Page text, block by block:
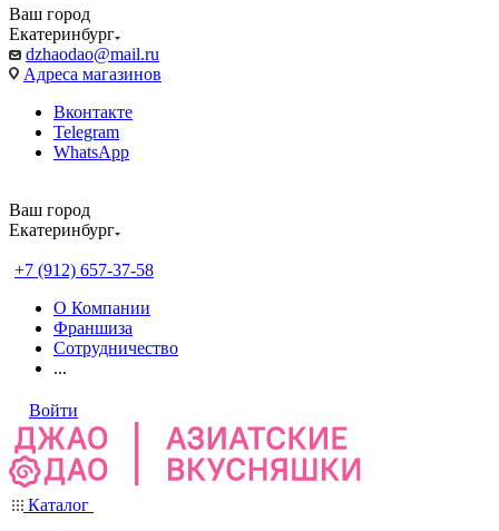
Ваш город
Екатеринбург
dzhaodao@mail.ru
Адреса магазинов
Вконтакте
Telegram
WhatsApp
Ваш город
Екатеринбург
+7 (912) 657-37-58
О Компании
Франшиза
Сотрудничество
...
Войти
Каталог